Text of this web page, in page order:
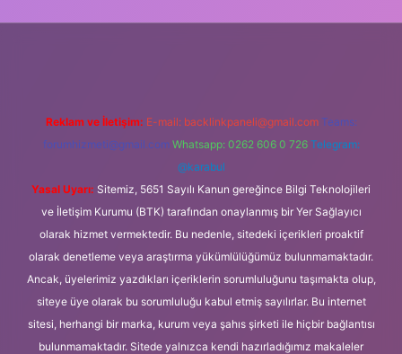
Reklam ve İletişim: E-mail: backlinkpaneli@gmail.com Teams:
forumhizmeti@gmail.com Whatsapp: 0262 606 0 726 Telegram:
@karabul
Yasal Uyarı: Sitemiz, 5651 Sayılı Kanun gereğince Bilgi Teknolojileri
ve İletişim Kurumu (BTK) tarafından onaylanmış bir Yer Sağlayıcı
olarak hizmet vermektedir. Bu nedenle, sitedeki içerikleri proaktif
olarak denetleme veya araştırma yükümlülüğümüz bulunmamaktadır.
Ancak, üyelerimiz yazdıkları içeriklerin sorumluluğunu taşımakta olup,
siteye üye olarak bu sorumluluğu kabul etmiş sayılırlar. Bu internet
sitesi, herhangi bir marka, kurum veya şahıs şirketi ile hiçbir bağlantısı
bulunmamaktadır. Sitede yalnızca kendi hazırladığımız makaleler